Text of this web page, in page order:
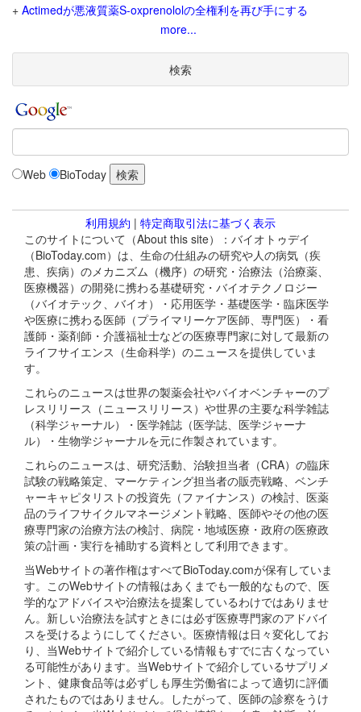
+ Actimedが悪液質薬S-oxprenololの全権利を再び手にする
more...
検索
Web BioToday
利用規約 | 特定商取引法に基づく表示
このサイトについて（About this site）：バイオトゥデイ
（BioToday.com）は、生命の仕組みの研究や人の病気（疾
患、疾病）のメカニズム（機序）の研究・治療法（治療薬、
医療機器）の開発に携わる基礎研究・バイオテクノロジー
（バイオテック、バイオ）・応用医学・基礎医学・臨床医学
や医療に携わる医師（プライマリーケア医師、専門医）・看
護師・薬剤師・介護福祉士などの医療専門家に対して最新の
ライフサイエンス（生命科学）のニュースを提供していま
す。
これらのニュースは世界の製薬会社やバイオベンチャーのプ
レスリリース（ニュースリリース）や世界の主要な科学雑誌
（科学ジャーナル）・医学雑誌（医学誌、医学ジャーナ
ル）・生物学ジャーナルを元に作製されています。
これらのニュースは、研究活動、治験担当者（CRA）の臨床
試験の戦略策定、マーケティング担当者の販売戦略、ベンチ
ャーキャピタリストの投資先（ファイナンス）の検討、医薬
品のライフサイクルマネージメント戦略、医師やその他の医
療専門家の治療方法の検討、病院・地域医療・政府の医療政
策の計画・実行を補助する資料として利用できます。
当Webサイトの著作権はすべてBioToday.comが保有していま
す。このWebサイトの情報はあくまでも一般的なもので、医
学的なアドバイスや治療法を提案しているわけではありませ
ん。新しい治療法を試すときには必ず医療専門家のアドバイ
スを受けるようにしてください。医療情報は日々変化してお
り、当Webサイトで紹介している情報もすでに古くなってい
る可能性があります。当Webサイトで紹介しているサプリメ
ント、健康食品等は必ずしも厚生労働省によって適切に評価
されたものではありません。したがって、医師の診察をうけ